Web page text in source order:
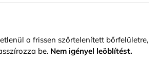
a frissen szőrtelenített bőrfelületre,
be. Nem igényel leöblítést.